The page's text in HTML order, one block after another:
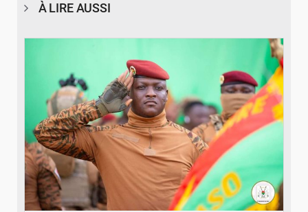
À LIRE AUSSI